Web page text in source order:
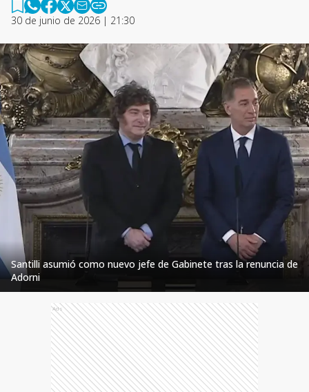
30 de junio de 2026 | 21:30
Santilli asumió como nuevo jefe de Gabinete tras la renuncia de
Adorni
Ads